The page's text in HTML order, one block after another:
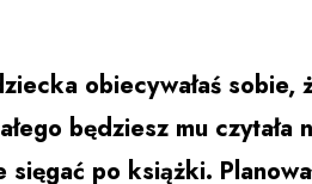
obiecywałaś sobie,
będziesz mu czytała
po książki.